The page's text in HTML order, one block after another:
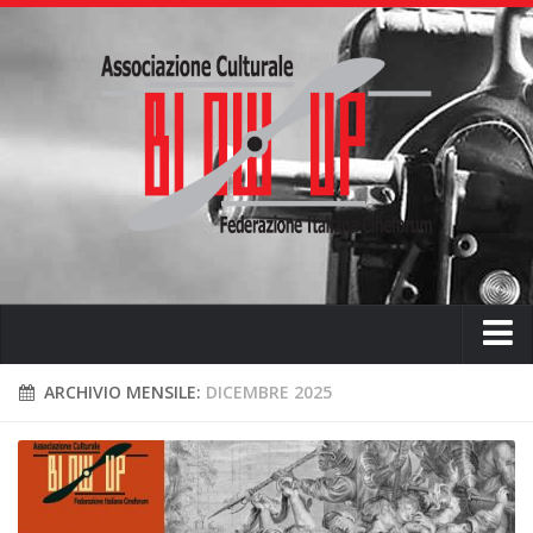
Home
L’ associazione
L’attività didattica
ARCHIVIO MENSILE: DICEMBRE 2025